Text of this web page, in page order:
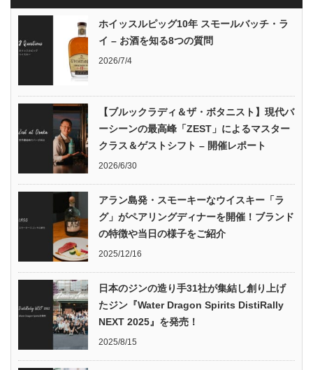
ホイッスルピッグ10年 スモールバッチ・ラ
イ – お酒を知る8つの質問
2026/7/4
【ブルックラディ＆ザ・ボタニスト】現代バ
ーシーンの最高峰「ZEST」によるマスター
クラス＆ゲストシフト – 開催レポート
2026/6/30
アラン島発・スモーキーなウイスキー「ラ
グ」がペアリングディナーを開催！ブランド
の特徴や当日の様子をご紹介
2025/12/16
日本のジンの造り手31社が集結し創り上げ
たジン『Water Dragon Spirits DistiRally
NEXT 2025』を発売！
2025/8/15